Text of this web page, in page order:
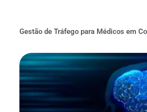
Gestão de Tráfego para Médicos em